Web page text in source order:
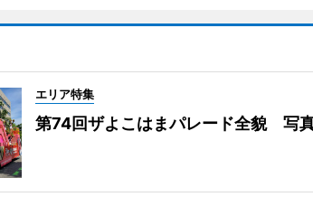
エリア特集
第74回ザよこはまパレード全貌 写